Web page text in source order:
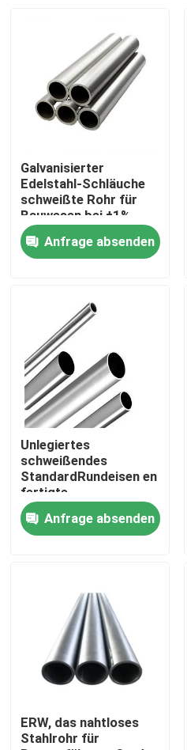
Über uns
Kontakte
Produkte
Edelstahl-Runden-Rohr
Nahtloses Rohr des
Kohlenstoffstahl-Rohr
Edelstahlblech-Platte
Galvanisierter
Edelstahl-Schläuche
schweißte Rohr für
Bauwesen bei ±1%
Toleranz
Anfrage absenden
Unlegiertes
schweißendes
StandardRundeisen en
fertigte
Oberflächenende
besonders an
Anfrage absenden
ERW, das nahtloses
Stahlrohr für